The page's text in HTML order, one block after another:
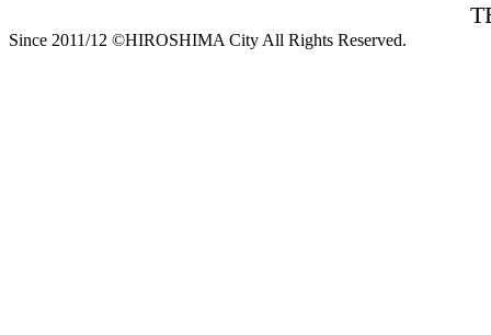
Since 2011/12 ©HIROSHIMA City All Rights Reserved.